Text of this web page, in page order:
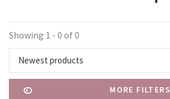
Showing 1 - 0 of 0
Newest products
MORE FILTERS